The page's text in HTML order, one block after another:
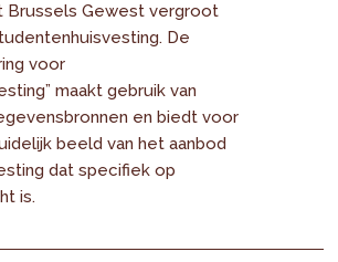
Brussels Gewest vergroot
De
voor
maakt gebruik van
en biedt voor
beeld van het aanbod
dat specifiek op
is.